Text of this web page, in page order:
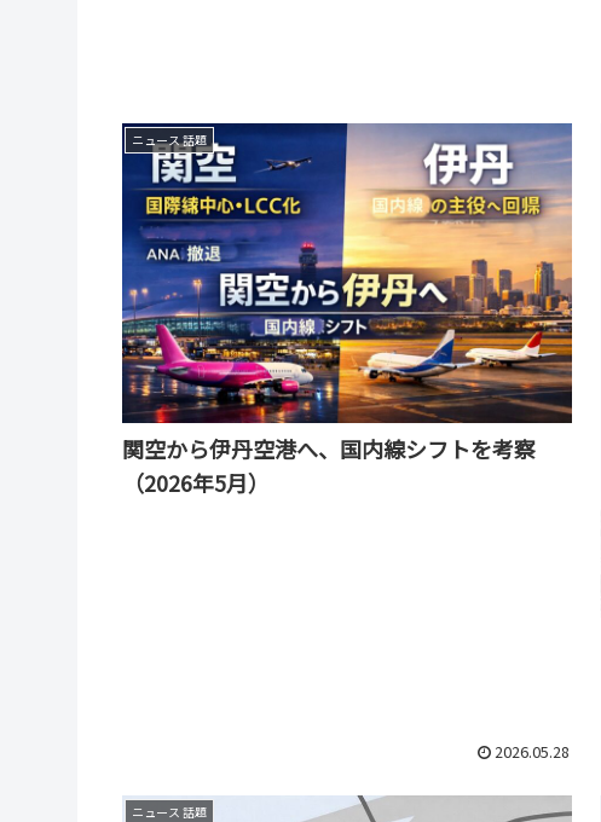
ニュース 話題
関空から伊丹空港へ、国内線シフトを考察
（2026年5月）
2026.05.28
ニュース 話題